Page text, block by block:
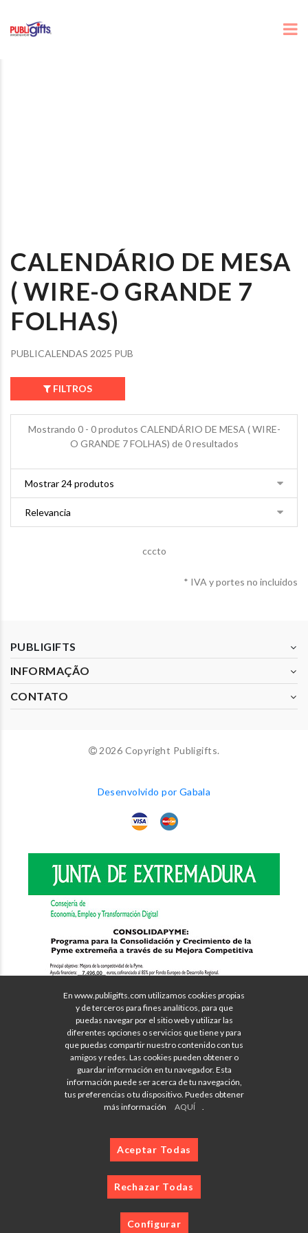
CALENDÁRIO DE MESA
( WIRE-O GRANDE 7
FOLHAS)
PUBLICALENDAS 2025 PUB
FILTROS
Mostrando 0 - 0 produtos CALENDÁRIO DE MESA ( WIRE-
O GRANDE 7 FOLHAS) de 0 resultados
cccto
* IVA y portes no incluidos
PUBLIGIFTS
INFORMAÇÃO
CONTATO
2026 Copyright Publigifts.
Desenvolvido por Gabala
En www.publigifts.com utilizamos cookies propias
y de terceros para fines analíticos, para que
puedas navegar por el sitio web y utilizar las
diferentes opciones o servicios que tiene y para
que puedas compartir nuestro contenido con tus
amigos y redes. Las cookies pueden obtener o
guardar información en tu navegador. Esta
información puede ser acerca de tu navegación,
tus preferencias o tu dispositivo. Puedes obtener
más información
AQUÍ .
Aceptar Todas
Rechazar Todas
Configurar